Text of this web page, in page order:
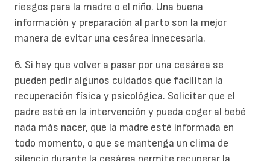
riesgos para la madre o el niño. Una buena
información y preparación al parto son la mejor
manera de evitar una cesárea innecesaria.
6. Si hay que volver a pasar por una cesárea se
pueden pedir algunos cuidados que facilitan la
recuperación física y psicológica. Solicitar que el
padre esté en la intervención y pueda coger al bebé
nada más nacer, que la madre esté informada en
todo momento, o que se mantenga un clima de